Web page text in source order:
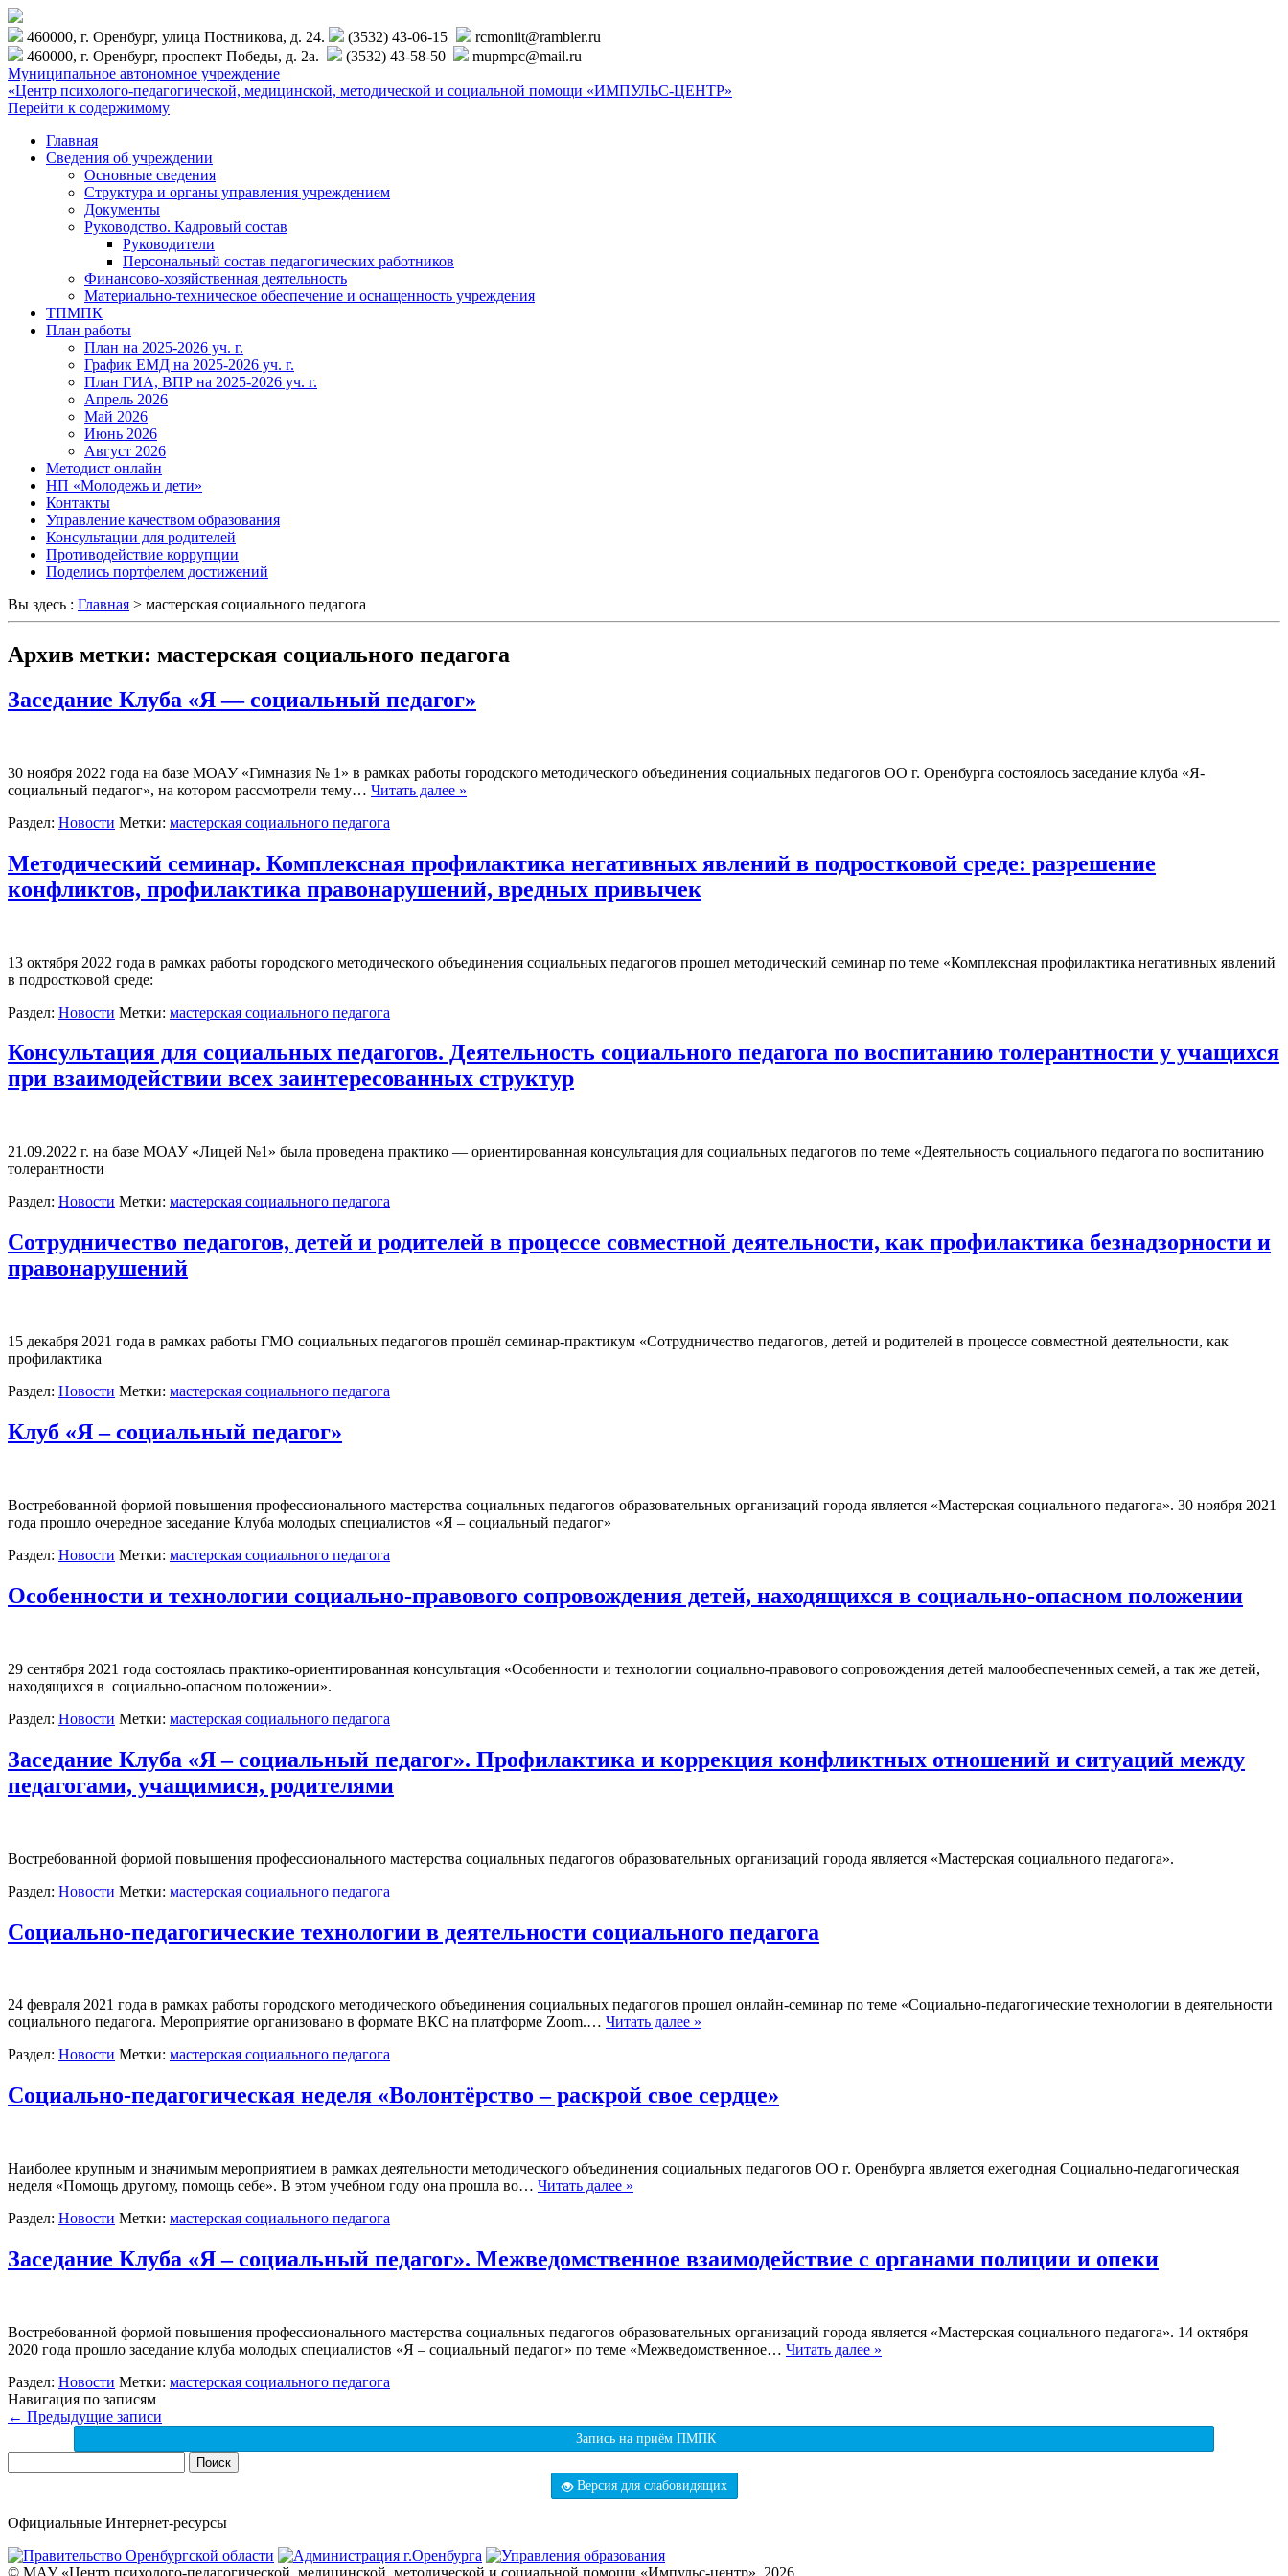
460000, г. Оренбург, улица Постникова, д. 24. (3532) 43-06-15
rcmoniit@rambler.ru
460000, г. Оренбург, проспект Победы, д. 2а.
(3532) 43-58-50
mupmpc@mail.ru
Муниципальное автономное учреждение
«Центр психолого-педагогической, медицинской, методической и социальной помощи «ИМПУЛЬС-ЦЕНТР»
Перейти к содержимому
Главная
Сведения об учреждении
Основные сведения
Структура и органы управления учреждением
Документы
Руководство. Кадровый состав
Руководители
Персональный состав педагогических работников
Финансово-хозяйственная деятельность
Материально-техническое обеспечение и оснащенность учреждения
ТПМПК
План работы
План на 2025-2026 уч. г.
График ЕМД на 2025-2026 уч. г.
План ГИА, ВПР на 2025-2026 уч. г.
Апрель 2026
Май 2026
Июнь 2026
Август 2026
Методист онлайн
НП «Молодежь и дети»
Контакты
Управление качеством образования
Консультации для родителей
Противодействие коррупции
Поделись портфелем достижений
Вы здесь : Главная > мастерская социального педагога
Архив метки: мастерская социального педагога
Заседание Клуба «Я — социальный педагог»
30 ноября 2022 года на базе МОАУ «Гимназия № 1» в рамках работы городского методического объединения социальных педагогов ОО г. Оренбурга состоялось заседание клуба «Я-
социальный педагог», на котором рассмотрели тему… Читать далее »
Раздел: Новости Метки: мастерская социального педагога
Методический семинар. Комплексная профилактика негативных явлений в подростковой среде: разрешение
конфликтов, профилактика правонарушений, вредных привычек
13 октября 2022 года в рамках работы городского методического объединения социальных педагогов прошел методический семинар по теме «Комплексная профилактика негативных явлений
в подростковой среде:
Раздел: Новости Метки: мастерская социального педагога
Консультация для социальных педагогов. Деятельность социального педагога по воспитанию толерантности у учащихся
при взаимодействии всех заинтересованных структур
21.09.2022 г. на базе МОАУ «Лицей №1» была проведена практико — ориентированная консультация для социальных педагогов по теме «Деятельность социального педагога по воспитанию
толерантности
Раздел: Новости Метки: мастерская социального педагога
Сотрудничество педагогов, детей и родителей в процессе совместной деятельности, как профилактика безнадзорности и
правонарушений
15 декабря 2021 года в рамках работы ГМО социальных педагогов прошёл семинар-практикум «Сотрудничество педагогов, детей и родителей в процессе совместной деятельности, как
профилактика
Раздел: Новости Метки: мастерская социального педагога
Клуб «Я – социальный педагог»
Востребованной формой повышения профессионального мастерства социальных педагогов образовательных организаций города является «Мастерская социального педагога». 30 ноября 2021
года прошло очередное заседание Клуба молодых специалистов «Я – социальный педагог»
Раздел: Новости Метки: мастерская социального педагога
Особенности и технологии социально-правового сопровождения детей, находящихся в социально-опасном положении
29 сентября 2021 года состоялась практико-ориентированная консультация «Особенности и технологии социально-правового сопровождения детей малообеспеченных семей, а так же детей,
находящихся в социально-опасном положении».
Раздел: Новости Метки: мастерская социального педагога
Заседание Клуба «Я – социальный педагог». Профилактика и коррекция конфликтных отношений и ситуаций между
педагогами, учащимися, родителями
Востребованной формой повышения профессионального мастерства социальных педагогов образовательных организаций города является «Мастерская социального педагога».
Раздел: Новости Метки: мастерская социального педагога
Социально-педагогические технологии в деятельности социального педагога
24 февраля 2021 года в рамках работы городского методического объединения социальных педагогов прошел онлайн-семинар по теме «Социально-педагогические технологии в деятельности
социального педагога. Мероприятие организовано в формате ВКС на платформе Zoom.… Читать далее »
Раздел: Новости Метки: мастерская социального педагога
Социально-педагогическая неделя «Волонтёрство – раскрой свое сердце»
Наиболее крупным и значимым мероприятием в рамках деятельности методического объединения социальных педагогов ОО г. Оренбурга является ежегодная Социально-педагогическая
неделя «Помощь другому, помощь себе». В этом учебном году она прошла во… Читать далее »
Раздел: Новости Метки: мастерская социального педагога
Заседание Клуба «Я – социальный педагог». Межведомственное взаимодействие с органами полиции и опеки
Востребованной формой повышения профессионального мастерства социальных педагогов образовательных организаций города является «Мастерская социального педагога». 14 октября
2020 года прошло заседание клуба молодых специалистов «Я – социальный педагог» по теме «Межведомственное… Читать далее »
Раздел: Новости Метки: мастерская социального педагога
Навигация по записям
← Предыдущие записи
Запись на приём ПМПК
Версия для слабовидящих
Официальные Интернет-ресурсы
© МАУ «Центр психолого-педагогической, медицинской, методической и социальной помощи «Импульс-центр», 2026